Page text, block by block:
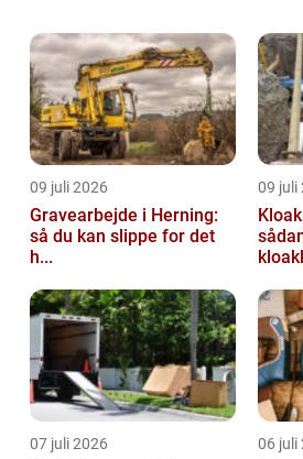
anlægsgartneri til både
erhverv. Med...
09 juli 2026
Gravearbejde i Herning:
så du kan slippe for det
h...
09 juli
07 juli 2026 06 juli